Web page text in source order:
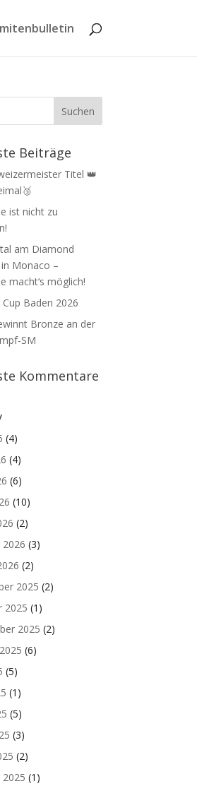
Beiträge
Titel 👑
ist nicht zu
am Diamond
Monaco –
macht‘s möglich!
Baden 2026
Bronze an der
SM
Kommentare
(4)
(4)
(6)
(10)
(2)
2026 (3)
(2)
2025 (2)
2025 (1)
2025 (2)
(6)
(5)
(1)
(5)
(3)
(2)
2025 (1)